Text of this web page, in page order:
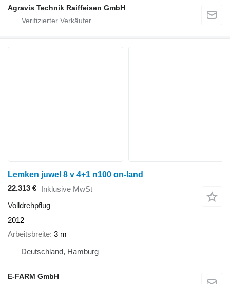
Agravis Technik Raiffeisen GmbH
Lemken juwel 8 v 4+1 n100 on-land
22.313 € Inklusive MwSt
Volldrehpflug
2012
Arbeitsbreite 3 m
Deutschland, Hamburg
E-FARM GmbH